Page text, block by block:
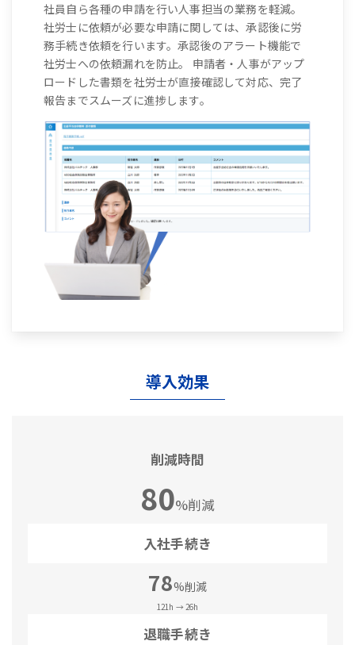
社員自ら各種の申請を行い人事担当の業務を軽減。
社労士に依頼が必要な申請に関しては、承認後に労
務手続き依頼を行います。承認後のアラート機能で
社労士への依頼漏れを防止。 申請者・人事がアップ
ロードした書類を社労士が直接確認して対応、完了
報告までスムーズに進捗します。
導入効果
削減時間
80%削減
入社手続き
78%削減
121h → 26h
退職手続き